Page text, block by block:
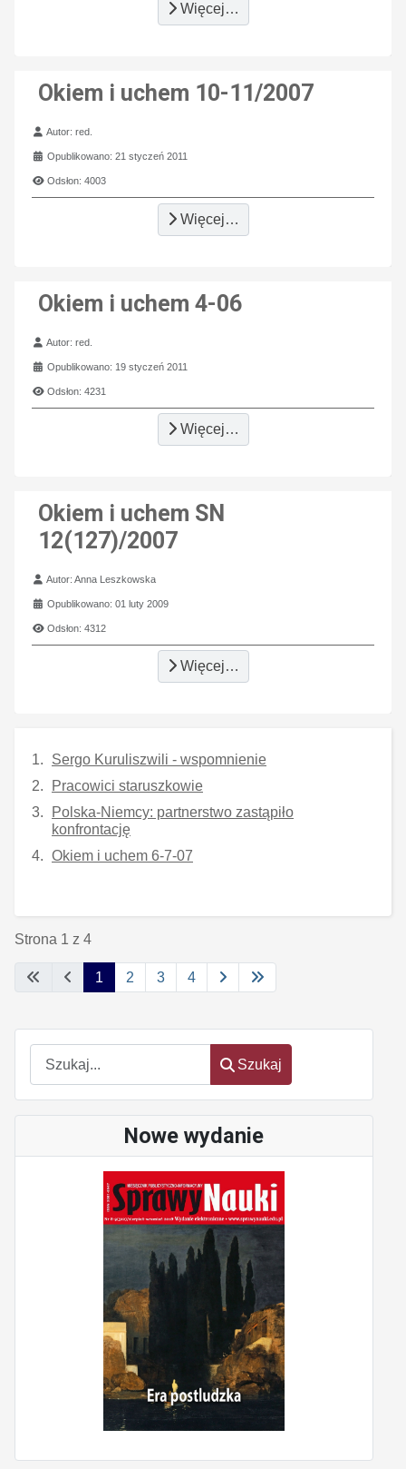
Szukaj
Szukaj
Nowe wydanie
Więcej…
Okiem i uchem 10-11/2007
Szczegóły
Autor:red.
Opublikowano: 21 styczeń 2011
Odsłon: 4003
Więcej…
Okiem i uchem 4-06
Szczegóły
Autor:red.
Opublikowano: 19 styczeń 2011
Odsłon: 4231
Więcej…
Okiem i uchem SN
12(127)/2007
Szczegóły
Autor:Anna Leszkowska
Opublikowano: 01 luty 2009
Odsłon: 4312
Więcej…
Sergo Kuruliszwili - wspomnienie
Pracowici staruszkowie
Polska-Niemcy: partnerstwo zastąpiło
konfrontację
Okiem i uchem 6-7-07
Strona 1 z 4
1 2 3 4